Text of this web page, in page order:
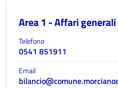
Area 1 - Affari generali
Telefono
0541 851911
Email